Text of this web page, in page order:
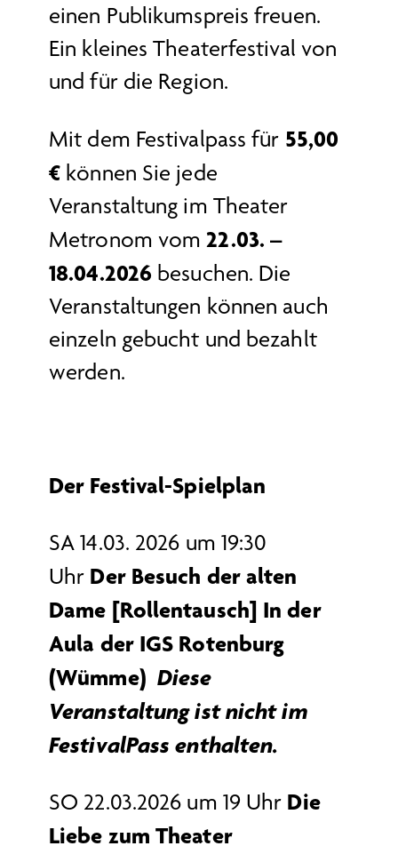
einen Publikumspreis freuen.
Ein kleines Theaterfestival von
und für die Region.
Mit dem Festivalpass für 55,00
€ können Sie jede
Veranstaltung im Theater
Metronom vom 22.03. –
18.04.2026 besuchen. Die
Veranstaltungen können auch
einzeln gebucht und bezahlt
werden.
Der Festival-Spielplan
SA 14.03. 2026 um 19:30
Uhr Der Besuch der alten
Dame [Rollentausch] In der
Aula der IGS Rotenburg
(Wümme) Diese
Veranstaltung ist nicht im
FestivalPass enthalten.
SO 22.03.2026 um 19 Uhr Die
Liebe zum Theater